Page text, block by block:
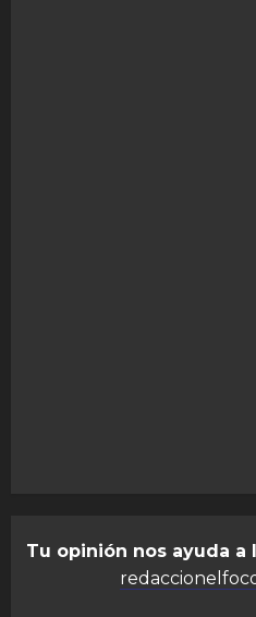
Tu opinión nos ayuda a